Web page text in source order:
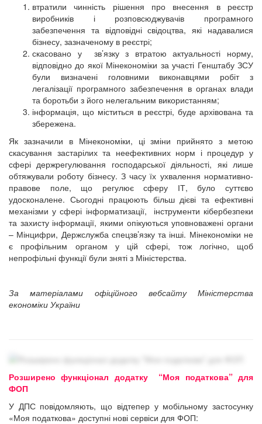
втратили чинність рішення про внесення в реєстр
виробників і розповсюджувачів програмного
забезпечення та відповідні свідоцтва, які надавалися
бізнесу, зазначеному в реєстрі;
скасовано у зв’язку з втратою актуальності норму,
відповідно до якої Мінекономіки за участі Генштабу ЗСУ
були визначені головними виконавцями робіт з
легалізації програмного забезпечення в органах влади
та боротьби з його нелегальним використанням;
інформація, що міститься в реєстрі, буде архівована та
збережена.
Як зазначили в Мінекономіки, ці зміни прийнято з метою
скасування застарілих та неефективних норм і процедур у
сфері держрегулювання господарської діяльності, які лише
обтяжували роботу бізнесу. З часу їх ухвалення нормативно-
правове поле, що регулює сферу ІТ, було суттєво
удосконалене. Сьогодні працюють більш дієві та ефективні
механізми у сфері інформатизації, інструменти кібербезпеки
та захисту інформації, якими опікуються уповноважені органи
– Мінцифри, Держслужба спецзв’язку та інші. Мінекономіки не
є профільним органом у цій сфері, тож логічно, щоб
непрофільні функції були зняті з Міністерства.
За матеріалами офіційного вебсайту Міністерства
економіки України
Розширено функціонал додатку “Моя податкова” для
ФОП
У ДПС повідомляють, що відтепер у мобільному застосунку
«Моя податкова» доступні нові сервіси для ФОП: